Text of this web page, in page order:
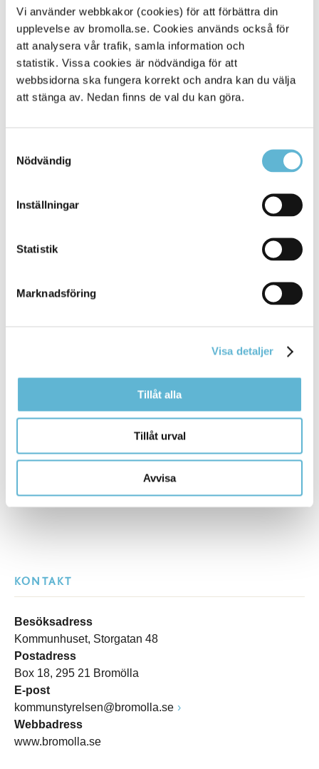
Vi använder webbkakor (cookies) för att förbättra din
upplevelse av bromolla.se. Cookies används också för
att analysera vår trafik, samla information och
statistik. Vissa cookies är nödvändiga för att
webbsidorna ska fungera korrekt och andra kan du välja
att stänga av. Nedan finns de val du kan göra.
Nödvändig
Inställningar
Statistik
Marknadsföring
Visa detaljer
Tillåt alla
Tillåt urval
Avvisa
Ta del av översiktsplanen i pdf-format
Översiktsplan 2045 Bromölla kommun (pdf)
Mark- och vattenanvändningskarta ÖP 2045 (pdf)
Kortversion - Översiktsplan 2045 Bromölla kommun
(pdf)
Hållbarhetskonsekvensbedömning (pdf)
Särskilt utlåtande (pdf)
Hans Reidel
Sidan senast uppdaterad:den 1 July 2026
KONTAKT
Besöksadress
Kommunhuset, Storgatan 48
Postadress
Box 18, 295 21 Bromölla
E-post
kommunstyrelsen@bromolla.se
Webbadress
www.bromolla.se